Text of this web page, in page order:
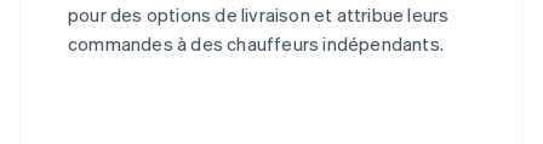
pour des options de livraison et attribue leurs
commandes à des chauffeurs indépendants.